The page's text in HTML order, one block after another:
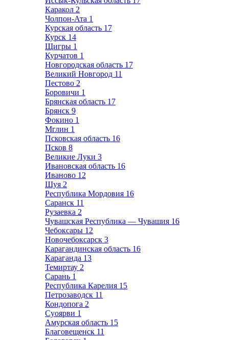
Каракол 2
Чолпон-Ата 1
Курская область 17
Курск 14
Щигры 1
Курчатов 1
Новгородская область 17
Великий Новгород 11
Пестово 2
Боровичи 1
Брянская область 17
Брянск 9
Фокино 1
Мглин 1
Псковская область 16
Псков 8
Великие Луки 3
Ивановская область 16
Иваново 12
Шуя 2
Республика Мордовия 16
Саранск 11
Рузаевка 2
Чувашская Республика — Чувашия 16
Чебоксары 12
Новочебоксарск 3
Карагандинская область 16
Караганда 13
Темиртау 2
Сарань 1
Республика Карелия 15
Петрозаводск 11
Кондопога 2
Суоярви 1
Амурская область 15
Благовещенск 11